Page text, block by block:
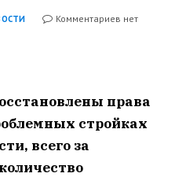
Комментариев нет
права
стройках
всего за